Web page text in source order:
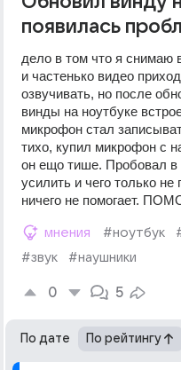
появилась
дело в том что я снимаю
и частенько видео
озвучивать, но после
винды на ноутбуке
микрофон стал
тихо, купил микрофон с
он ещо тише. Пробовал в
усилить и чего только не
ничего не помогает.
мнения #ноутбук
#звук
#наушники
0 5
По дате По рейтингу